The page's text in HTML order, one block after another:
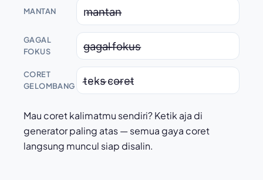
MANTAN m̶a̶n̶t̶a̶n̶
GAGAL
FOKUS
g̶a̶g̶a̶l̶ ̶f̶o̶k̶u̶s̶
CORET
GELOMBANG
t̴e̴k̴s̴ ̴c̴o̴r̴e̴t̴
Mau coret kalimatmu sendiri? Ketik aja di
generator paling atas — semua gaya coret
langsung muncul siap disalin.